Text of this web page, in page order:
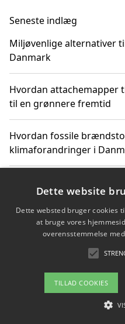
Seneste indlæg
Miljøvenlige alternativer
Danmark
Hvordan attachemapper
til en grønnere fremtid
Hvordan fossile
klimaforandringer i
klimaændringer
Hvordan citater om
Copyright
Om / kontakt
Dette website
Dette websted bruger cookies
at bruge vores
overensstemmelse
TILLAD COOKIES